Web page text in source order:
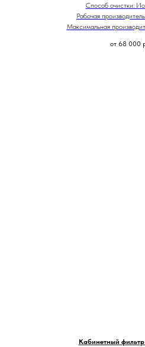
Способ очистки:
Рабочая
Максимальная
от 68 000
Кабинетный